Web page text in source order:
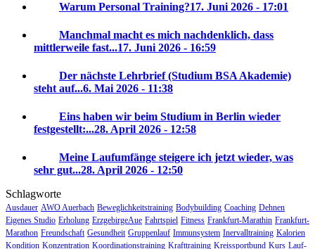
Warum Personal Training?17. Juni 2026 - 17:01
Manchmal macht es mich nachdenklich, dass
mittlerweile fast...17. Juni 2026 - 16:59
Der nächste Lehrbrief (Studium BSA Akademie)
steht auf...6. Mai 2026 - 11:38
Eins haben wir beim Studium in Berlin wieder
festgestellt:...28. April 2026 - 12:58
Meine Laufumfänge steigere ich jetzt wieder, was
sehr gut...28. April 2026 - 12:50
Schlagworte
Ausdauer AWO Auerbach Beweglichkeitstraining Bodybuilding Coaching Dehnen
Eigenes Studio Erholung ErzgebirgeAue Fahrtspiel Fitness Frankfurt-Marathin Frankfurt-
Marathon Freundschaft Gesundheit Gruppenlauf Immunsystem Inervalltraining Kalorien
Kondition Konzentration Koordinationstraining Krafttraining Kreissportbund Kurs Lauf-